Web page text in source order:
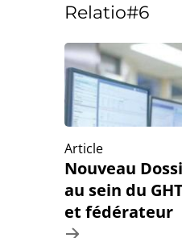
Relatio#6
Article
Nouveau
au sein du
et fédérateur